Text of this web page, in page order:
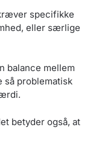
specifikke
eller særlige
balance mellem
problematisk
betyder også, at